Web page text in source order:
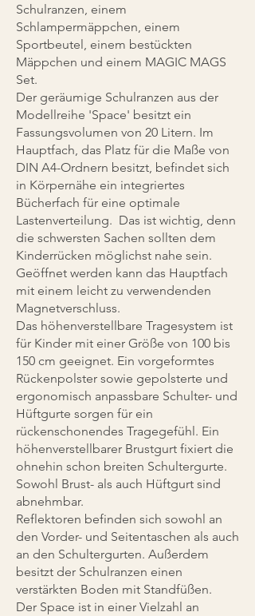
Schulranzen, einem
Schlampermäppchen, einem
Sportbeutel, einem bestückten
Mäppchen und einem MAGIC MAGS
Set.
Der geräumige Schulranzen aus der
Modellreihe 'Space' besitzt ein
Fassungsvolumen von 20 Litern. Im
Hauptfach, das Platz für die Maße von
DIN A4-Ordnern besitzt, befindet sich
in Körpernähe ein integriertes
Bücherfach für eine optimale
Lastenverteilung. Das ist wichtig, denn
die schwersten Sachen sollten dem
Kinderrücken möglichst nahe sein.
Geöffnet werden kann das Hauptfach
mit einem leicht zu verwendenden
Magnetverschluss.
Das höhenverstellbare Tragesystem ist
für Kinder mit einer Größe von 100 bis
150 cm geeignet. Ein vorgeformtes
Rückenpolster sowie gepolsterte und
ergonomisch anpassbare Schulter- und
Hüftgurte sorgen für ein
rückenschonendes Tragegefühl. Ein
höhenverstellbarer Brustgurt fixiert die
ohnehin schon breiten Schultergurte.
Sowohl Brust- als auch Hüftgurt sind
abnehmbar.
Reflektoren befinden sich sowohl an
den Vorder- und Seitentaschen als auch
an den Schultergurten. Außerdem
besitzt der Schulranzen einen
verstärkten Boden mit Standfüßen.
Der Space ist in einer Vielzahl an